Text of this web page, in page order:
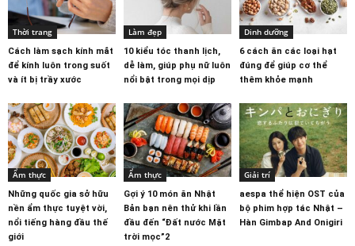
Thời trang
Cách làm sạch kính mắt
để kính luôn trong suốt
và ít bị trầy xước
Làm đẹp
10 kiểu tóc thanh lịch,
dễ làm, giúp phụ nữ luôn
nổi bật trong mọi dịp
Dinh dưỡng
6 cách ăn các loại hạt
đúng để giúp cơ thể
thêm khỏe mạnh
Ẩm thực
Những quốc gia sở hữu
nền ẩm thực tuyệt vời,
nổi tiếng hàng đầu thế
giới
Ẩm thực
Gợi ý 10 món ăn Nhật
Bản bạn nên thử khi lần
đầu đến “Đất nước Mặt
trời mọc”2
Giải trí
aespa thể hiện OST của
bộ phim hợp tác Nhật –
Hàn Gimbap And Onigiri